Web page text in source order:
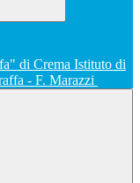
Istituto di
- F. Marazzi